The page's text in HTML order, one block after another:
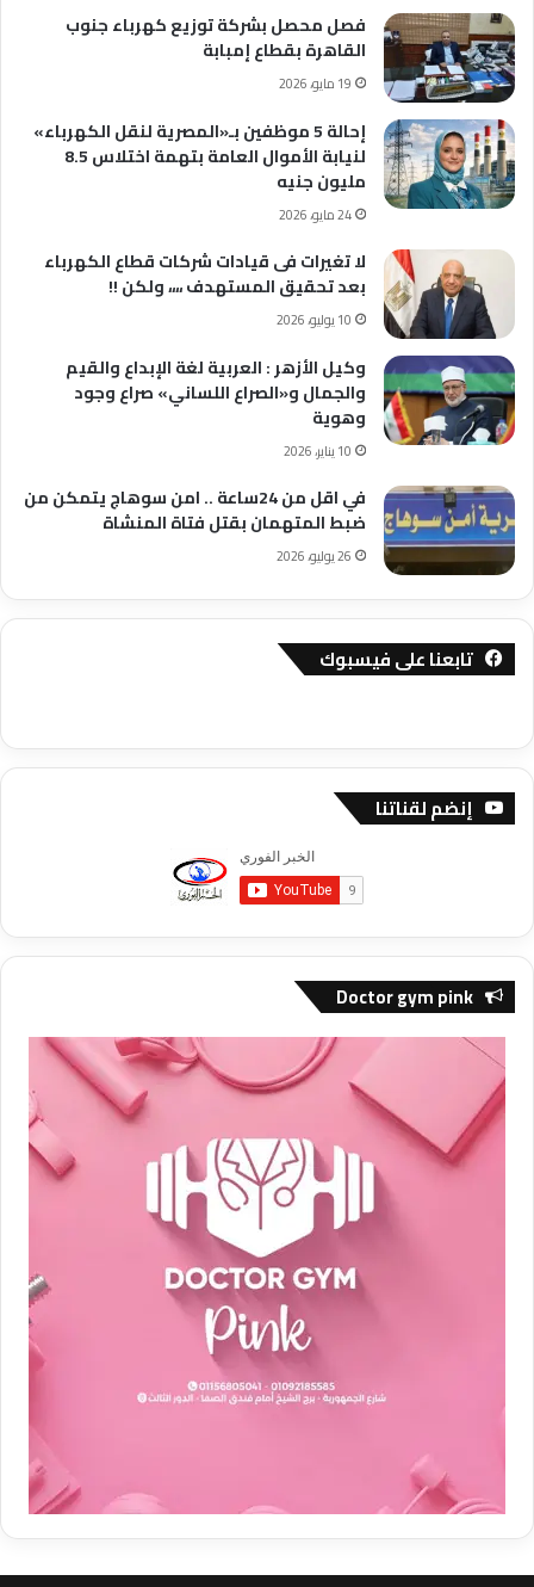
فصل محصل بشركة توزيع كهرباء جنوب
القاهرة بقطاع إمبابة
19 مايو، 2026
إحالة 5 موظفين بـ«المصرية لنقل الكهرباء»
لنيابة الأموال العامة بتهمة اختلاس 8.5
مليون جنيه
24 مايو، 2026
لا تغيرات فى قيادات شركات قطاع الكهرباء
بعد تحقيق المستهدف ،،،، ولكن !!
10 يوليو، 2026
وكيل الأزهر : العربية لغة الإبداع والقيم
والجمال و«الصراع اللساني» صراع وجود
وهوية
10 يناير، 2026
في اقل من 24ساعة .. امن سوهاج يتمكن من
ضبط المتهمان بقتل فتاة المنشاة
26 يوليو، 2026
تابعنا على فيسبوك
إنضم لقناتنا
Doctor gym pink